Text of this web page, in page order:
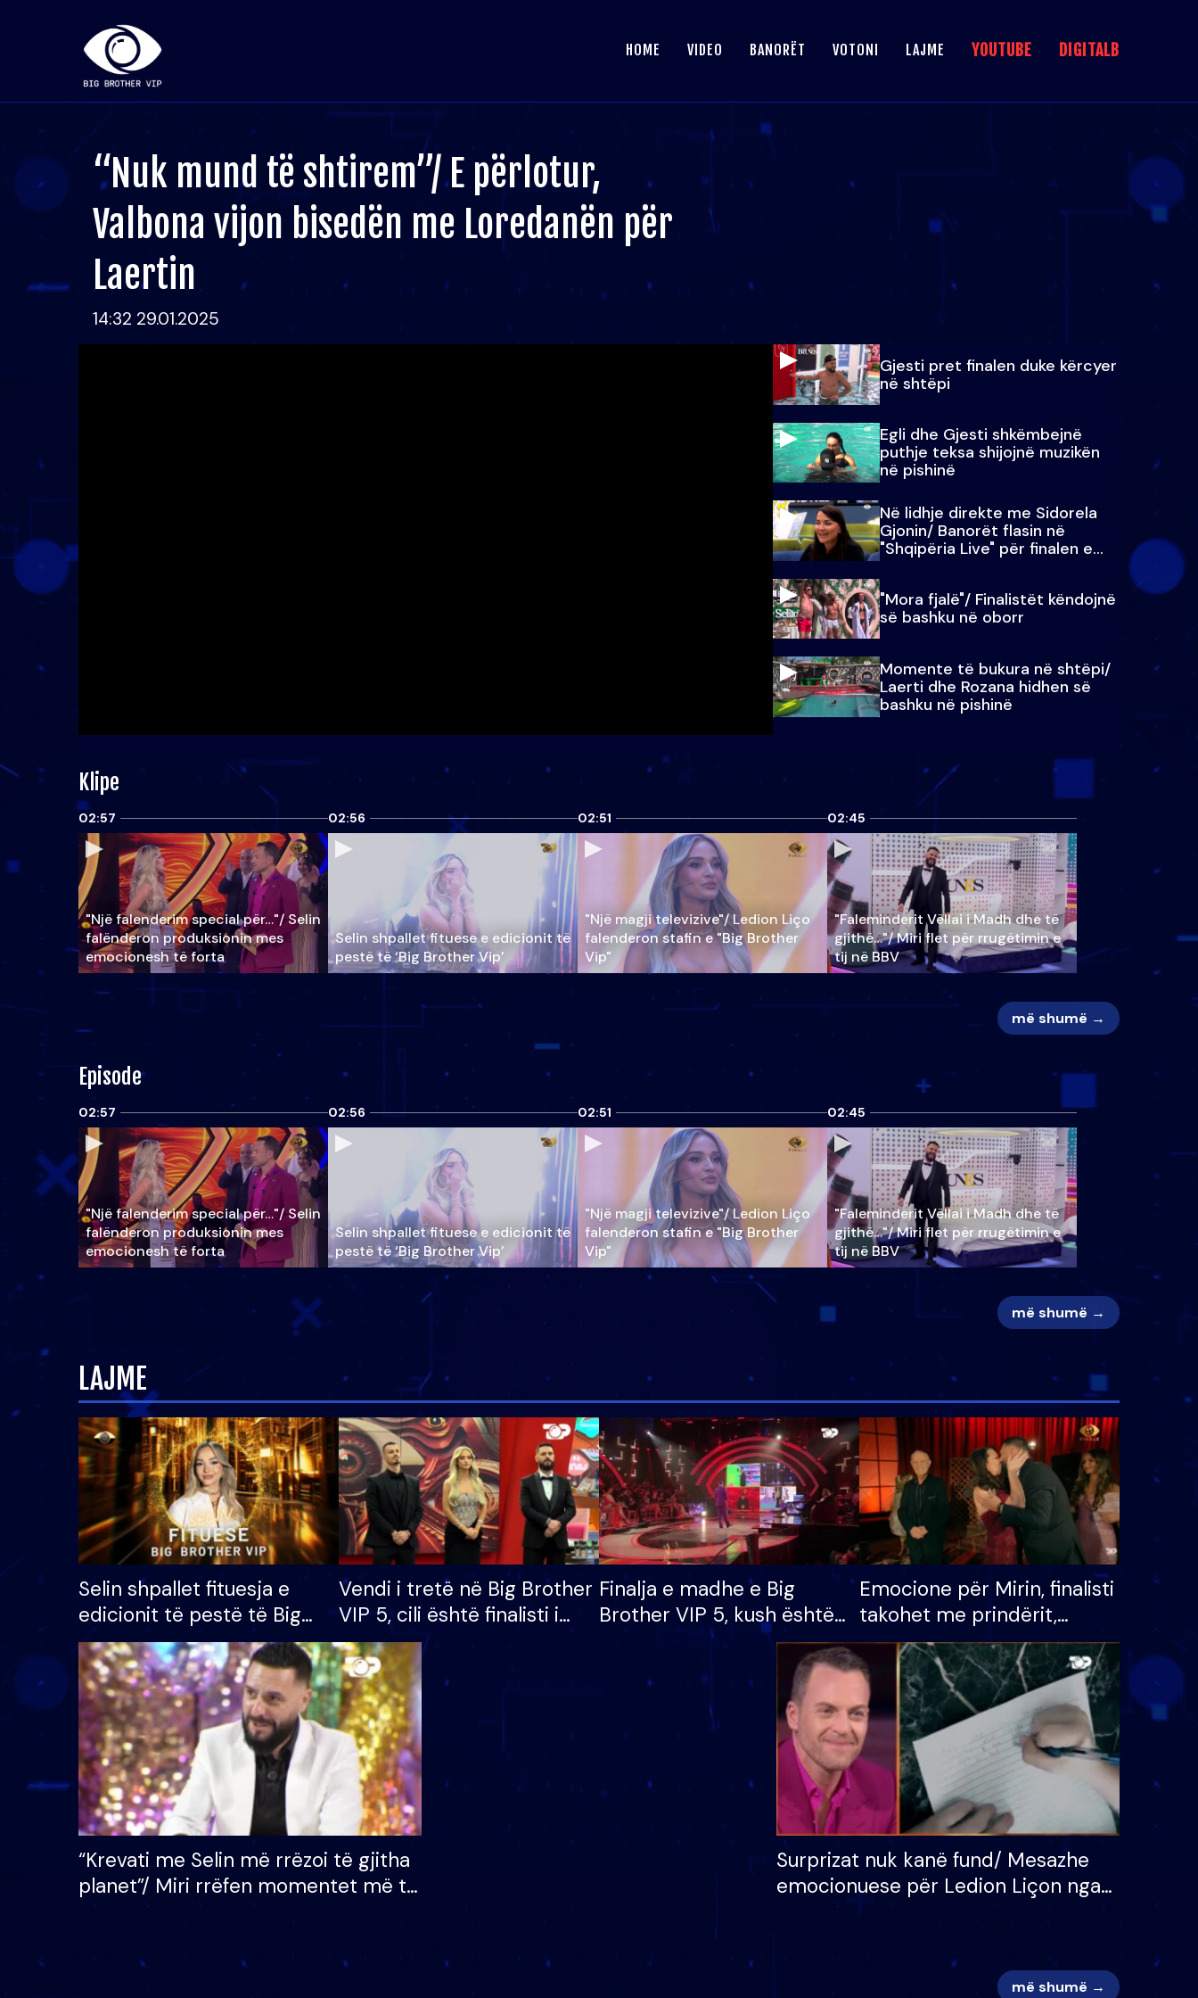
HOME VIDEO BANORËT VOTONI LAJME YOUTUBE DIGITALB
“Nuk mund të shtirem”/ E përlotur,
Valbona vijon bisedën me Loredanën për
Laertin
14:32 29.01.2025
Gjesti pret finalen duke kërcyer
në shtëpi
Egli dhe Gjesti shkëmbejnë
puthje teksa shijojnë muzikën
në pishinë
Në lidhje direkte me Sidorela
Gjonin/ Banorët flasin në
"Shqipëria Live" për finalen e
madhe
"Mora fjalë"/ Finalistët këndojnë
së bashku në oborr
Momente të bukura në shtëpi/
Laerti dhe Rozana hidhen së
bashku në pishinë
Klipe
02:57
"Një falenderim special për…"/ Selin
falënderon produksionin mes
emocionesh të forta
02:56
Selin shpallet fituese e edicionit të
pestë të ‘Big Brother Vip’
02:51
"Një magji televizive"/ Ledion Liço
falenderon stafin e "Big Brother
Vip"
02:45
"Faleminderit Vëllai i Madh dhe të
gjithë…"/ Miri flet për rrugëtimin e
tij në BBV
më shumë →
Episode
02:57
"Një falenderim special për…"/ Selin
falënderon produksionin mes
emocionesh të forta
02:56
Selin shpallet fituese e edicionit të
pestë të ‘Big Brother Vip’
02:51
"Një magji televizive"/ Ledion Liço
falenderon stafin e "Big Brother
Vip"
02:45
"Faleminderit Vëllai i Madh dhe të
gjithë…"/ Miri flet për rrugëtimin e
tij në BBV
më shumë →
LAJME
Selin shpallet fituesja e
edicionit të pestë të Big
Brother VIP, rrëmben
çmimin e madh prej 100
mijë eurosh
Vendi i tretë në Big Brother
VIP 5, cili është finalisti i
radhës që lë shtëpinë
Finalja e madhe e Big
Brother VIP 5, kush është
banori i parë që lë shtëpinë
dhe humb mundësinë për
të fituar çmimin e madh
Emocione për Mirin, finalisti
takohet me prindërit,
vajzën dhe bashkëshorten:
S’kemi ndonjë letër divorci
apo jo?
“Krevati me Selin më rrëzoi të gjitha
planet”/ Miri rrëfen momentet më të
bukura në shtëpinë e BB VIP: Do më
Surprizat nuk kanë fund/ Mesazhe
emocionuese për Ledion Liçon nga
nëna dhe fëmijët e tij, moderatori
më shumë →